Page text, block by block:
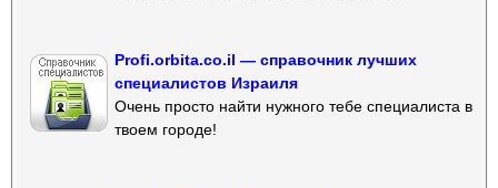
Profi.orbita.co.il — справочник лучших
специалистов Израиля
Очень просто найти нужного тебе специалиста в
твоем городе!